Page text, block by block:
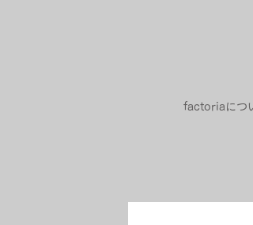
factoriaにつ